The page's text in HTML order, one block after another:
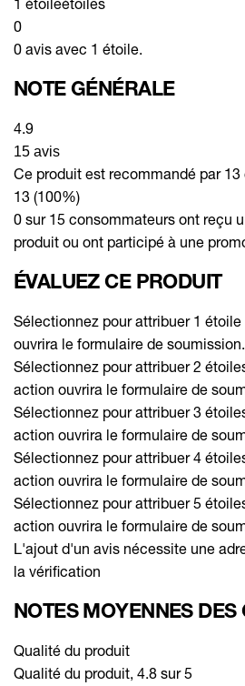
0
0 avis avec 1 étoile.
NOTE GÉNÉRALE
4.9
15 avis
Ce produit est recommandé par
13 (100%)
0 sur 15 consommateurs ont reçu
produit ou ont participé à une
ÉVALUEZ CE PRODUIT
Sélectionnez pour attribuer 1
ouvrira le formulaire de soumission.
Sélectionnez pour attribuer 2
action ouvrira le formulaire de
Sélectionnez pour attribuer 3
action ouvrira le formulaire de
Sélectionnez pour attribuer 4
action ouvrira le formulaire de
Sélectionnez pour attribuer 5
action ouvrira le formulaire de
L'ajout d'un avis nécessite une
la vérification
NOTES MOYENNES DES
Qualité du produit
Qualité du produit, 4.8 sur 5